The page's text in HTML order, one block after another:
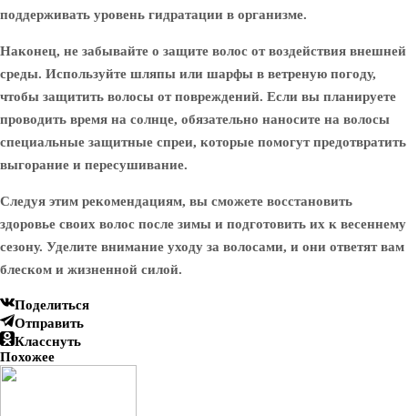
поддерживать уровень гидратации в организме.
Наконец, не забывайте о защите волос от воздействия внешней
среды. Используйте шляпы или шарфы в ветреную погоду,
чтобы защитить волосы от повреждений. Если вы планируете
проводить время на солнце, обязательно наносите на волосы
специальные защитные спреи, которые помогут предотвратить
выгорание и пересушивание.
Следуя этим рекомендациям, вы сможете восстановить
здоровье своих волос после зимы и подготовить их к весеннему
сезону. Уделите внимание уходу за волосами, и они ответят вам
блеском и жизненной силой.
Поделиться
Отправить
Класснуть
Похожее